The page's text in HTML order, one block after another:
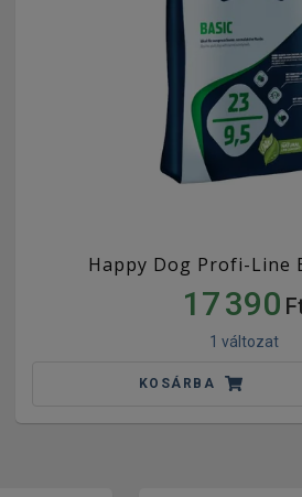
Happy Dog Profi-Line
17 390
1 változat
KOSÁRBA